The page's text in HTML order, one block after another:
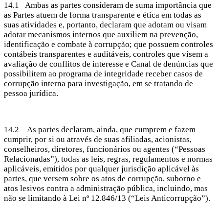
14.1 Ambas as partes consideram de suma importância que
as Partes atuem de forma transparente e ética em todas as
suas atividades e, portanto, declaram que adotam ou visam
adotar mecanismos internos que auxiliem na prevenção,
identificação e combate à corrupção; que possuem controles
contábeis transparentes e auditáveis, controles que visem a
avaliação de conflitos de interesse e Canal de denúncias que
possibilitem ao programa de integridade receber casos de
corrupção interna para investigação, em se tratando de
pessoa jurídica.
14.2 As partes declaram, ainda, que cumprem e fazem
cumprir, por si ou através de suas afiliadas, acionistas,
conselheiros, diretores, funcionários ou agentes (“Pessoas
Relacionadas”), todas as leis, regras, regulamentos e normas
aplicáveis, emitidos por qualquer jurisdição aplicável às
partes, que versem sobre os atos de corrupção, suborno e
atos lesivos contra a administração pública, incluindo, mas
não se limitando à Lei nº 12.846/13 (“Leis Anticorrupção”).